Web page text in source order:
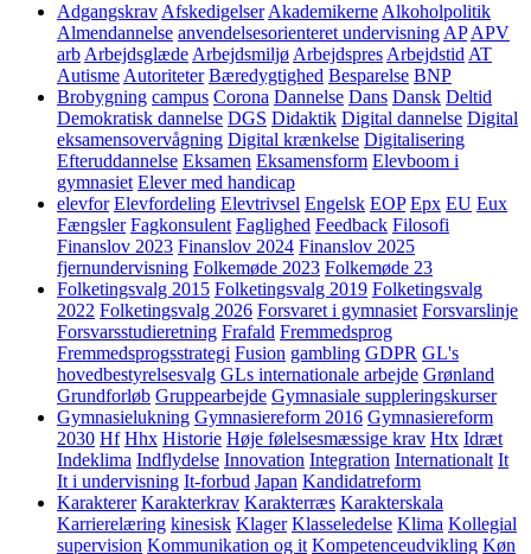
Adgangskrav Afskedigelser Akademikerne Alkoholpolitik
Almendannelse anvendelsesorienteret undervisning AP APV
arb Arbejdsglæde Arbejdsmiljø Arbejdspres Arbejdstid AT
Autisme Autoriteter Bæredygtighed Besparelse BNP
Brobygning campus Corona Dannelse Dans Dansk Deltid
Demokratisk dannelse DGS Didaktik Digital dannelse Digital
eksamensovervågning Digital krænkelse Digitalisering
Efteruddannelse Eksamen Eksamensform Elevboom i
gymnasiet Elever med handicap
elevfor Elevfordeling Elevtrivsel Engelsk EOP Epx EU Eux
Fængsler Fagkonsulent Faglighed Feedback Filosofi
Finanslov 2023 Finanslov 2024 Finanslov 2025
fjernundervisning Folkemøde 2023 Folkemøde 23
Folketingsvalg 2015 Folketingsvalg 2019 Folketingsvalg
2022 Folketingsvalg 2026 Forsvaret i gymnasiet Forsvarslinje
Forsvarsstudieretning Frafald Fremmedsprog
Fremmedsprogsstrategi Fusion gambling GDPR GL's
hovedbestyrelsesvalg GLs internationale arbejde Grønland
Grundforløb Gruppearbejde Gymnasiale suppleringskurser
Gymnasielukning Gymnasiereform 2016 Gymnasiereform
2030 Hf Hhx Historie Høje følelsesmæssige krav Htx Idræt
Indeklima Indflydelse Innovation Integration Internationalt It
It i undervisning It-forbud Japan Kandidatreform
Karakterer Karakterkrav Karakterræs Karakterskala
Karrierelæring kinesisk Klager Klasseledelse Klima Kollegial
supervision Kommunikation og it Kompetenceudvikling Køn